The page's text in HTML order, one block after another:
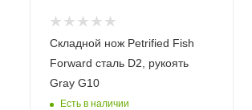
Складной нож Petrified Fish
Forward сталь D2, рукоять
Gray G10
Есть в наличии